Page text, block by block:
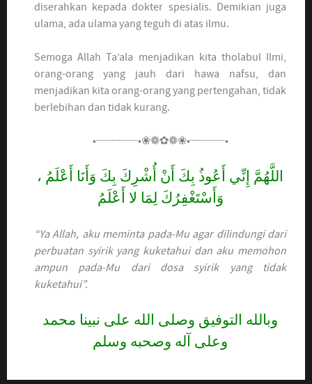
diserahkan kepada dokter spesialis. Demikian juga
ulama, ada ulama yang teguh di atas ilmu.
Semoga Allah Ta’ala menjadikan kita tholabul Ilmi,
orang-orang yang jauh dari hawa nafsu, dan
menjadikan kita orang-orang yang pertengahan, tidak
berlebihan dan tidak kurang.
•┈┈┈┈┈┈•❀❁✿❁❀•┈┈┈┈┈•
اللَّهُمَّ إِنِّي أَعُوذُ بِكَ أَنْ أُشْرِكَ بِكَ وَأَنَا أَعْلَمُ ،
وَأَسْتَغْفِرُكَ لِمَا لا أَعْلَمُ
“Ya Allah, aku meminta pada-Mu agar dilindungi dari
perbuatan syirik yang kuketahui dan aku memohon
ampun pada-Mu dari dosa syirik yang tidak
kuketahui”.
وبالله التوفيق وصلى الله على نبينا محمد
وعلى آله وصحبه وسلم